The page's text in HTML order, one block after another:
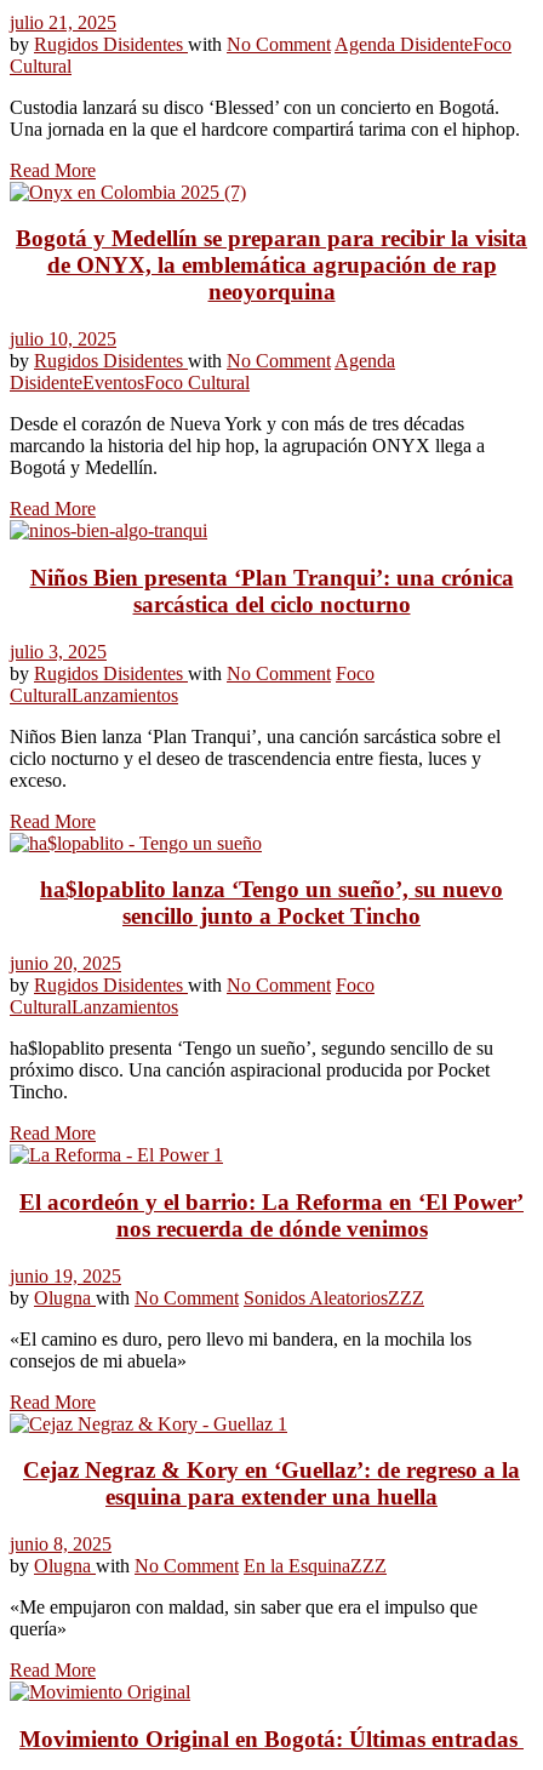
julio 21, 2025
by Rugidos Disidentes with No Comment Agenda DisidenteFoco
Cultural
Custodia lanzará su disco ‘Blessed’ con un concierto en Bogotá.
Una jornada en la que el hardcore compartirá tarima con el hiphop.
Read More
Bogotá y Medellín se preparan para recibir la visita
de ONYX, la emblemática agrupación de rap
neoyorquina
julio 10, 2025
by Rugidos Disidentes with No Comment Agenda
DisidenteEventosFoco Cultural
Desde el corazón de Nueva York y con más de tres décadas
marcando la historia del hip hop, la agrupación ONYX llega a
Bogotá y Medellín.
Read More
Niños Bien presenta ‘Plan Tranqui’: una crónica
sarcástica del ciclo nocturno
julio 3, 2025
by Rugidos Disidentes with No Comment Foco
CulturalLanzamientos
Niños Bien lanza ‘Plan Tranqui’, una canción sarcástica sobre el
ciclo nocturno y el deseo de trascendencia entre fiesta, luces y
exceso.
Read More
ha$lopablito lanza ‘Tengo un sueño’, su nuevo
sencillo junto a Pocket Tincho
junio 20, 2025
by Rugidos Disidentes with No Comment Foco
CulturalLanzamientos
ha$lopablito presenta ‘Tengo un sueño’, segundo sencillo de su
próximo disco. Una canción aspiracional producida por Pocket
Tincho.
Read More
El acordeón y el barrio: La Reforma en ‘El Power’
nos recuerda de dónde venimos
junio 19, 2025
by Olugna with No Comment Sonidos AleatoriosZZZ
«El camino es duro, pero llevo mi bandera, en la mochila los
consejos de mi abuela»
Read More
Cejaz Negraz & Kory en ‘Guellaz’: de regreso a la
esquina para extender una huella
junio 8, 2025
by Olugna with No Comment En la EsquinaZZZ
«Me empujaron con maldad, sin saber que era el impulso que
quería»
Read More
Movimiento Original en Bogotá: Últimas entradas